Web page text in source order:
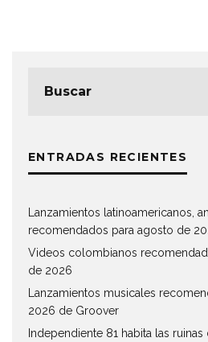
ENTRADAS RECIENTES
Lanzamientos latinoamericanos,
recomendados para agosto de
Videos colombianos
de 2026
Lanzamientos musicales
2026 de Groover
Independiente 81 habita las